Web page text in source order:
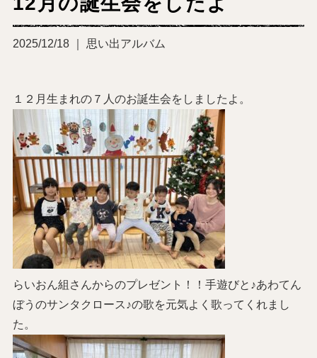
2025/12/18 ｜ 思い出アルバム
１２月生まれの７人のお誕生会をしましたよ。
らいおん組さんからのプレゼント！！手遊びと♪あわてん
ぼうのサンタクロース♪の歌を元気よく歌ってくれまし
た。